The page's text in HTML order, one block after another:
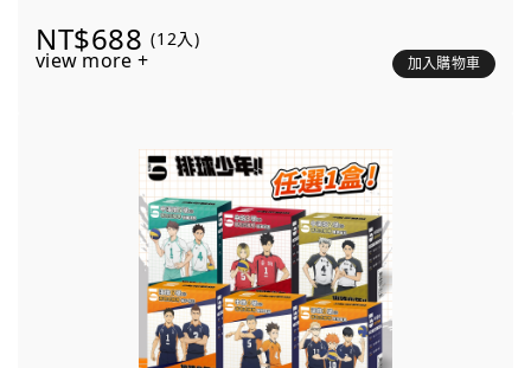
NT$688 (12入)
view more + 加入購物車